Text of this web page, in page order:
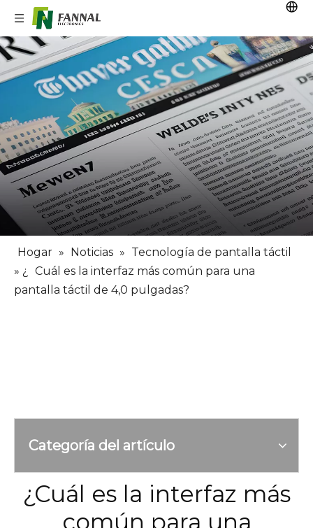
Hogar » Noticias » Tecnología de pantalla táctil
» ¿
Cuál es la interfaz más común para una
pantalla táctil de 4,0 pulgadas?
Categoría del artículo
¿Cuál es la interfaz más
común para una